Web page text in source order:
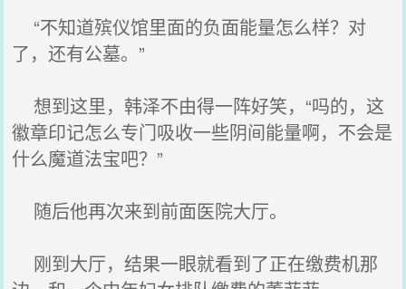
“不知道殡仪馆里面的负面能量怎么样？对
了，还有公墓。”
想到这里，韩泽不由得一阵好笑，“吗的，这
徽章印记怎么专门吸收一些阴间能量啊，不会是
什么魔道法宝吧？”
随后他再次来到前面医院大厅。
刚到大厅，结果一眼就看到了正在缴费机那